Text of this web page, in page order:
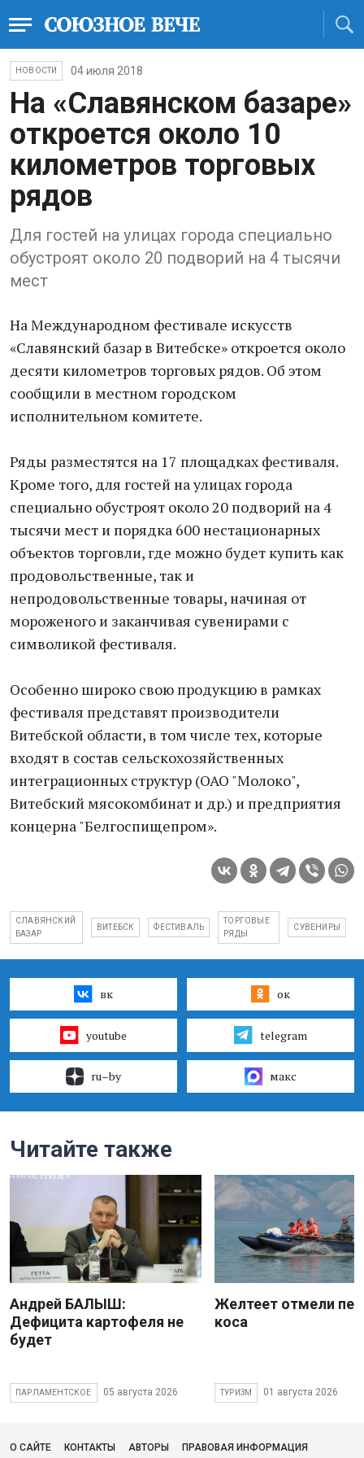
НОВОСТИ 04 июля 2018
На «Славянском базаре»
откроется около 10
километров торговых
рядов
Для гостей на улицах города специально
обустроят около 20 подворий на 4 тысячи
мест
На Международном фестивале искусств
«Славянский базар в Витебске» откроется около
десяти километров торговых рядов. Об этом
сообщили в местном городском
исполнительном комитете.
Ряды разместятся на 17 площадках фестиваля.
Кроме того, для гостей на улицах города
специально обустроят около 20 подворий на 4
тысячи мест и порядка 600 нестационарных
объектов торговли, где можно будет купить как
продовольственные, так и
непродовольственные товары, начиная от
мороженого и заканчивая сувенирами с
символикой фестиваля.
Особенно широко свою продукцию в рамках
фестиваля представят производители
Витебской области, в том числе тех, которые
входят в состав сельскохозяйственных
интеграционных структур (ОАО "Молоко",
Витебский мясокомбинат и др.) и предприятия
концерна "Белгоспищепром».
СЛАВЯНСКИЙ
БАЗАР
ВИТЕБСК ФЕСТИВАЛЬ
ТОРГОВЫЕ
РЯДЫ
СУВЕНИРЫ
вк ок
youtube telegram
ru–by макс
Читайте также
Андрей БАЛЫШ:
Дефицита картофеля не
будет
ПАРЛАМЕНТСКОЕ 05 августа 2026
Желтеет отмели
коса
ТУРИЗМ 01 августа 2026
О САЙТЕ КОНТАКТЫ АВТОРЫ ПРАВОВАЯ ИНФОРМАЦИЯ